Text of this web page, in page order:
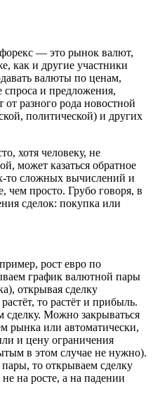
— это рынок валют,
как и другие участники
валюты по ценам,
и предложения,
от разного рода новостной
политической) и других
хотя человеку, не
может казаться обратное
то сложных вычислений и
чем просто. Грубо говоря, в
сделок: покупка или
рост евро по
график валютной пары
открывая сделку
то растёт и прибыль.
Можно закрываться
рынка или автоматически,
и цену ограничения
в этом случае не нужно).
то открываем сделку
на росте, а на падении